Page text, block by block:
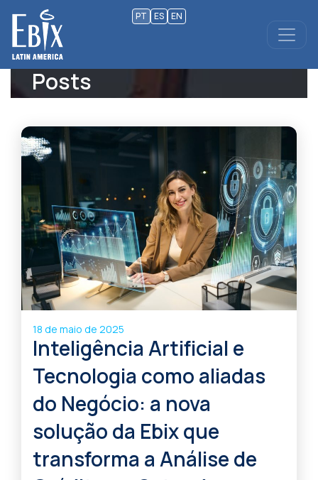
PT ES EN
Posts
18 de maio de 2025
Inteligência Artificial e
Tecnologia como aliadas
do Negócio: a nova
solução da Ebix que
transforma a Análise de